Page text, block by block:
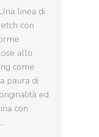
linea di
con
allo
come
paura di
ed
con